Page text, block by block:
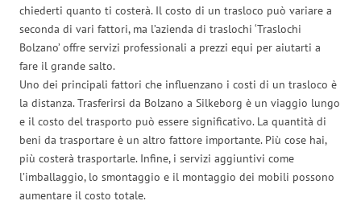
chiederti quanto ti costerà. Il costo di un trasloco può variare a
seconda di vari fattori, ma l’azienda di traslochi ‘Traslochi
Bolzano’ offre servizi professionali a prezzi equi per aiutarti a
fare il grande salto.
Uno dei principali fattori che influenzano i costi di un trasloco è
la distanza. Trasferirsi da Bolzano a Silkeborg è un viaggio lungo
e il costo del trasporto può essere significativo. La quantità di
beni da trasportare è un altro fattore importante. Più cose hai,
più costerà trasportarle. Infine, i servizi aggiuntivi come
l’imballaggio, lo smontaggio e il montaggio dei mobili possono
aumentare il costo totale.